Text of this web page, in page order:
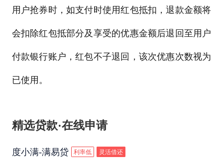
用户抢券时，如支付时使用红包抵扣，退款金额将
会扣除红包抵部分及享受的优惠金额后退回至用户
付款银行账户，红包不子退回，该次优惠次数视为
已使用。
精选贷款·在线申请
度小满-满易贷 利率低 灵活借还